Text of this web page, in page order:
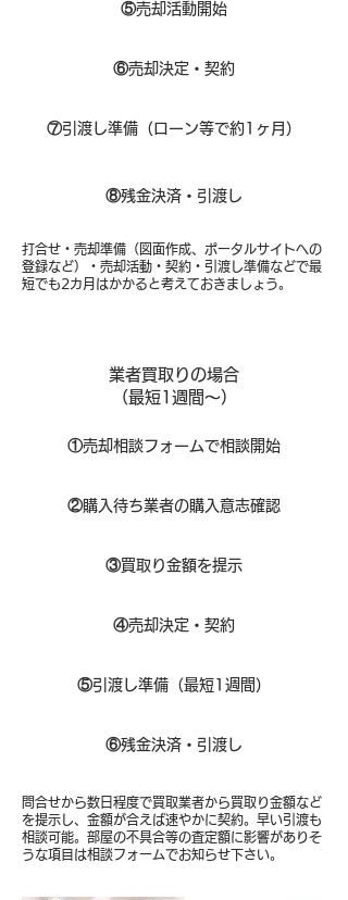
⑤売却活動開始
⑥売却決定・契約
⑦引渡し準備（ローン等で約1ヶ月）
打合せ・売却準備（図面作成、ポータルサイトへの
登録など）・売却活動・契約・引渡し準備などで最
短でも2カ月はかかると考えておきましょう。
⑧​残金決済・引渡し
業者買取りの場合
（​最短1週間～）
①​売却相談フォームで相談開始
②購入待ち業者の購入意志確認
③買取り金額を提示
④売却決定・契約
⑤引渡し準備（最短1週間）
⑥残金決済・引渡し
問合せから数日程度で買取業者から買取り金額など
を提示し、金額が合えば速やかに契約。早い引渡も
相談可能。部屋の不具合等の査定額に影響がありそ
うな項目は相談フォームでお知らせ下さい。